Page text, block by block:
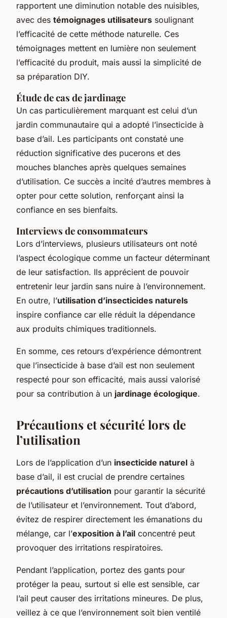
rapportent une diminution notable des nuisibles,
avec des témoignages utilisateurs soulignant
l’efficacité de cette méthode naturelle. Ces
témoignages mettent en lumière non seulement
l’efficacité du produit, mais aussi la simplicité de
sa préparation DIY.
Étude de cas de jardinage
Un cas particulièrement marquant est celui d’un
jardin communautaire qui a adopté l’insecticide à
base d’ail. Les participants ont constaté une
réduction significative des pucerons et des
mouches blanches après quelques semaines
d’utilisation. Ce succès a incité d’autres membres à
opter pour cette solution, renforçant ainsi la
confiance en ses bienfaits.
Interviews de consommateurs
Lors d’interviews, plusieurs utilisateurs ont noté
l’aspect écologique comme un facteur déterminant
de leur satisfaction. Ils apprécient de pouvoir
entretenir leur jardin sans nuire à l’environnement.
En outre, l’utilisation d’insecticides naturels
inspire confiance car elle réduit la dépendance
aux produits chimiques traditionnels.
En somme, ces retours d’expérience démontrent
que l’insecticide à base d’ail est non seulement
respecté pour son efficacité, mais aussi valorisé
pour sa contribution à un jardinage écologique.
Précautions et sécurité lors de
l’utilisation
Lors de l’application d’un insecticide naturel à
base d’ail, il est crucial de prendre certaines
précautions d’utilisation pour garantir la sécurité
de l’utilisateur et l’environnement. Tout d’abord,
évitez de respirer directement les émanations du
mélange, car l’exposition à l’ail concentré peut
provoquer des irritations respiratoires.
Pendant l’application, portez des gants pour
protéger la peau, surtout si elle est sensible, car
l’ail peut causer des irritations mineures. De plus,
veillez à ce que l’environnement soit bien ventilé